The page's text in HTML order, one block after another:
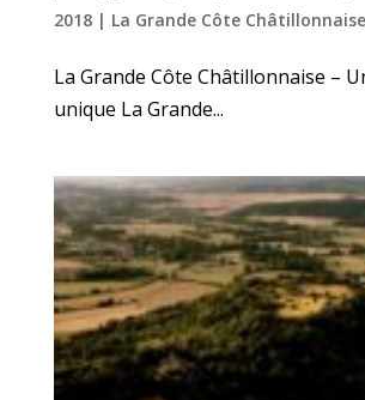
2018| La Grande Côte Châtillonnaise
La Grande Côte Châtillonnaise –
unique La Grande...